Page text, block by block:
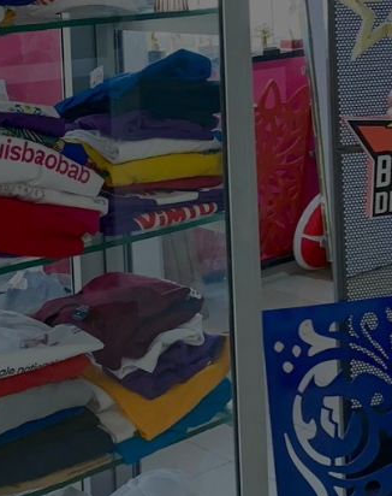
mettre en valeur votre